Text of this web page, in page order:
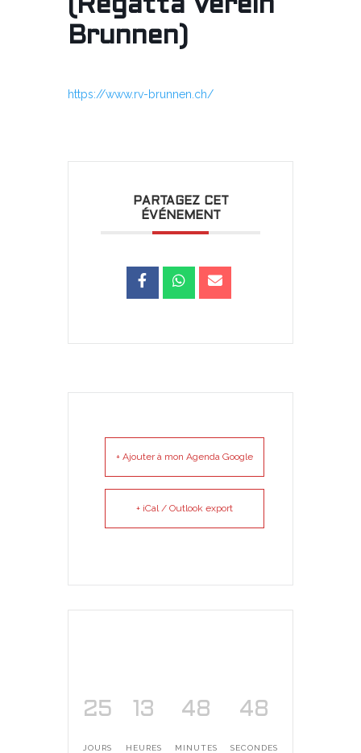
(Regatta Verein
Brunnen)
https://www.rv-brunnen.ch/
PARTAGEZ CET
ÉVÉNEMENT
+ Ajouter à mon Agenda Google
+ iCal / Outlook export
25
JOURS
13
HEURES
48
MINUTES
48
SECONDES